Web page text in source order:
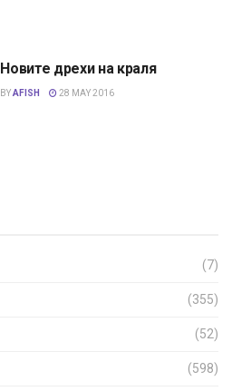
Новите дрехи на краля
BYAFISH 28 MAY 2016
(7)
(355)
(52)
(598)